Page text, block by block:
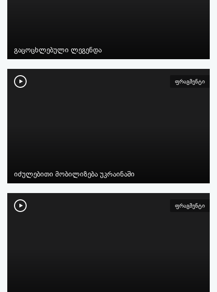
გაცოცხლებული ლეგენდა
ფრაგმენტი
იძულებითი მობილიზება უკრაინაში
ფრაგმენტი